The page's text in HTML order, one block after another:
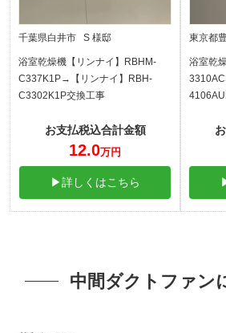
千葉県白井市 S 様邸
浴室乾燥機【リンナイ】RBHM-
C337K1P→【リンナイ】RBH-
C3302K1P交換工事
お支払税込合計金額
12.0万円
▶詳しくはこちら
東京都
浴室乾
中間ダクトファン